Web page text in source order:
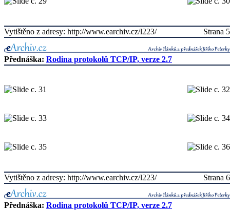
Strana 5
Vytištěno z adresy: http://www.earchiv.cz/l223/
Přednáška: Rodina protokolů TCP/IP, verze 2.7
Strana 6
Vytištěno z adresy: http://www.earchiv.cz/l223/
Přednáška: Rodina protokolů TCP/IP, verze 2.7